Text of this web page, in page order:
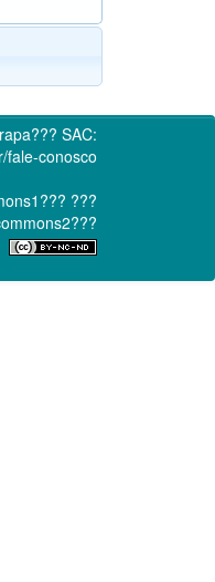
SAC:
fale-conosco
???